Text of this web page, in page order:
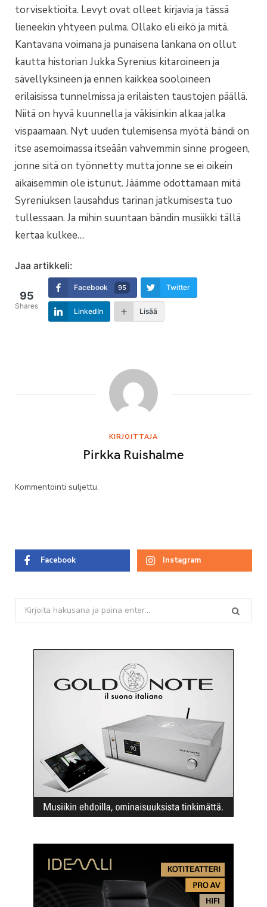
torvisektioita. Levyt ovat olleet kirjavia ja tässä
lieneekin yhtyeen pulma. Ollako eli eikö ja mitä.
Kantavana voimana ja punaisena lankana on ollut
kautta historian Jukka Syrenius kitaroineen ja
sävellyksineen ja ennen kaikkea sooloineen
erilaisissa tunnelmissa ja erilaisten taustojen päällä.
Niitä on hyvä kuunnella ja väkisinkin alkaa jalka
vispaamaan. Nyt uuden tulemisensa myötä bändi on
itse asemoimassa itseään vahvemmin sinne progeen,
jonne sitä on työnnetty mutta jonne se ei oikein
aikaisemmin ole istunut. Jäämme odottamaan mitä
Syreniuksen lausahdus tarinan jatkumisesta tuo
tullessaan. Ja mihin suuntaan bändin musiikki tällä
kertaa kulkee…
Jaa artikkeli:
95
Shares
Facebook 95 Twitter
LinkedIn Lisää
KIRJOITTAJA
Pirkka Ruishalme
Kommentointi suljettu.
Facebook Instagram
Search
for: